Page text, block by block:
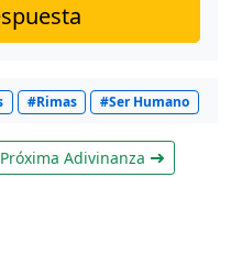
#Rimas #Ser Humano
Próxima Adivinanza